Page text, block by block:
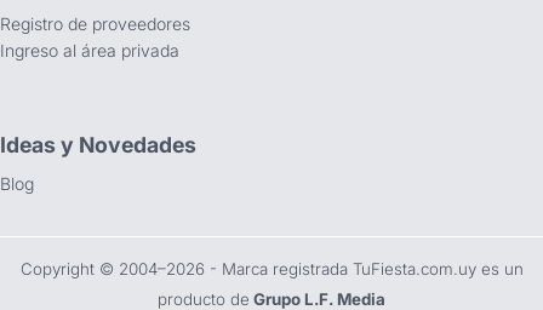
Registro de proveedores
Ingreso al área privada
Ideas y Novedades
Blog
Copyright ©️ 2004–2026 - Marca registrada TuFiesta.com.uy es un
producto de Grupo L.F. Media